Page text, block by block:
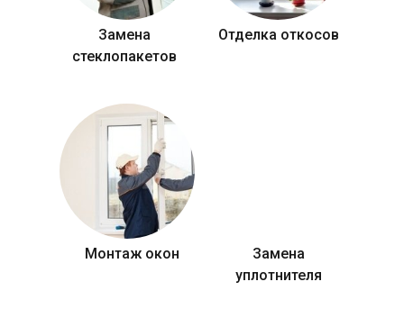
Замена
стеклопакетов
Отделка откосов
Монтаж окон
Замена
уплотнителя